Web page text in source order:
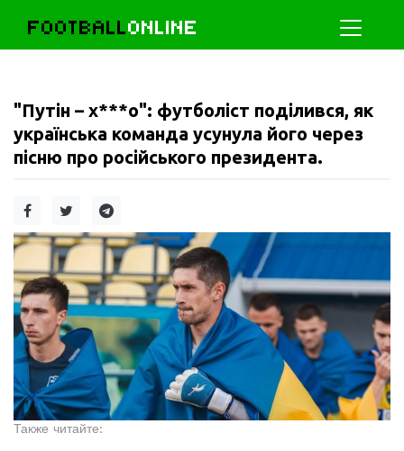
FOOTBALLONLINE
"Путін – х***о": футболіст поділився, як
українська команда усунула його через
пісню про російського президента.
Также читайте: